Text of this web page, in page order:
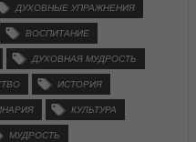
ДУХОВНЫЕ УПРАЖНЕНИЯ
ВОСПИТАНИЕ
ДУХОВНАЯ МУДРОСТЬ
ИСТОРИЯ
КУЛЬТУРА
МУДРОСТЬ